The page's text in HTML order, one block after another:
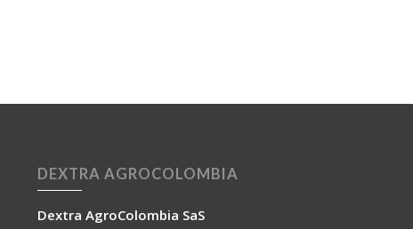
DEXTRA AGROCOLOMBIA
Dextra AgroColombia SaS